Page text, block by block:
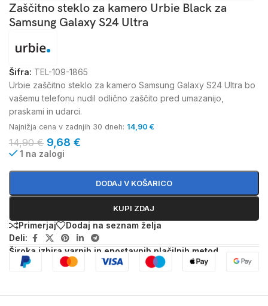
Zaščitno steklo za kamero Urbie Black za
Samsung Galaxy S24 Ultra
Šifra: TEL-109-1865
Urbie zaščitno steklo za kamero Samsung Galaxy S24 Ultra bo
vašemu telefonu nudil odlično zaščito pred umazanijo,
praskami in udarci.
Najnižja cena v zadnjih 30 dneh: 14,90 €
14,90€ 9,68 €
1 na zalogi
DODAJ V KOŠARICO
KUPI ZDAJ
Primerjaj
Dodaj na seznam želja
Deli:
Široka izbira varnih in enostavnih plačilnih metod